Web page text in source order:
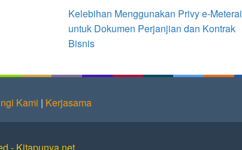
Kelebihan Menggunakan Privy e-Meterai
untuk Dokumen Perjanjian dan Kontrak
Bisnis
Kami | Kerjasama